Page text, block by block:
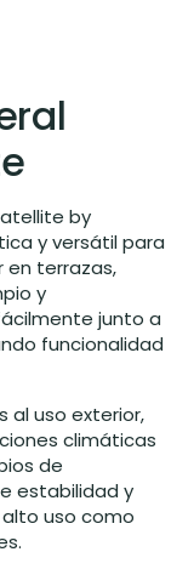
by
y versátil para
terrazas,
y
junto a
funcionalidad
al uso exterior,
climáticas
de
estabilidad y
uso como